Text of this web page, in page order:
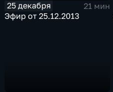
25 декабря
21 мин
Эфир от 25.12.2013